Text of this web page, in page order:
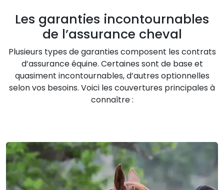
Les garanties incontournables
de l’assurance cheval
Plusieurs types de garanties composent les contrats
d’assurance équine. Certaines sont de base et
quasiment incontournables, d’autres optionnelles
selon vos besoins. Voici les couvertures principales à
connaître :